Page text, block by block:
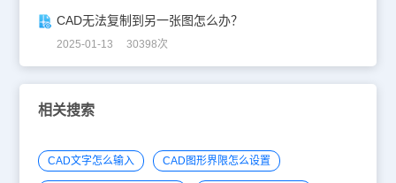
CAD无法复制到另一张图怎么办？
2025-01-13 30398次
相关搜索
CAD文字怎么输入 CAD图形界限怎么设置